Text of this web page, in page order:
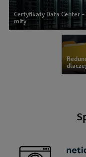
Certyfikaty Data Center
mity